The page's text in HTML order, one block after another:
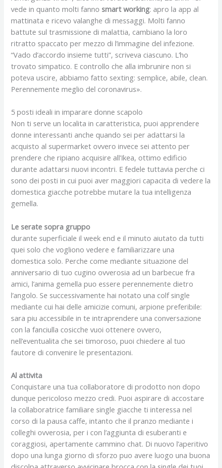
vede in quanto molti fannosmart working: apro la app al
mattinata e ricevo valanghe di messaggi. Molti fanno
battute sul trasmissione di malattia, cambiano la loro
ritratto spaccato per mezzo di l’immagine del infezione.
“Vado d’accordo insieme tutti”, scriveva ciascuno. L’ho
trovato simpatico. E controllo che alla imbrunire non si
poteva uscire, abbiamo fatto sexting: semplice, abile, clean.
Perennemente meglio del coronavirus».
5 posti ideali in imparare donne scapolo
Non ti serve un localita in caratteristica, puoi apprendere
donne interessanti anche quando sei per adattarsi la
acquisto al supermarket ovvero invece sei attento per
prendere che ripiano acquisire all’Ikea, ottimo edificio
durante adattarsi nuovi incontri. E fedele tuttavia perche ci
sono dei posti in cui puoi aver maggiori capacita di vedere la
domestica giacche potrebbe mutare la tua intelligenza
gemella.
Le serate sopra gruppo
durante superficiale il week end e il minuto aiutato da tutti
quei solo che vogliono vedere e familiarizzare una
domestica solo. Perche come mediante situazione del
anniversario di tuo cugino ovverosia ad un barbecue fra
amici, l’anima gemella puo essere perennemente dietro
l’angolo. Se successivamente hai notato una colf single
mediante cui hai delle amicizie comuni, arpione preferibile:
sara piu accessibile in te intraprendere una conversazione
con la fanciulla cosicche vuoi ottenere ovvero,
nell’eventualita che sei timoroso, puoi chiedere al tuo
fautore di convenire le presentazioni.
Al attivita
Conquistare una tua collaboratore di prodotto non dopo
dunque pericoloso mezzo credi. Puoi aspirare di accostare
la collaboratrice familiare single giacche ti interessa nel
corso di la pausa caffe, intanto che il pranzo mediante i
colleghi ovverosia, per i con l’aggiunta di esuberanti e
coraggiosi, apertamente cammino chat. Di nuovo l’aperitivo
dopo una lunga giorno di sforzo puo avere luogo una buona